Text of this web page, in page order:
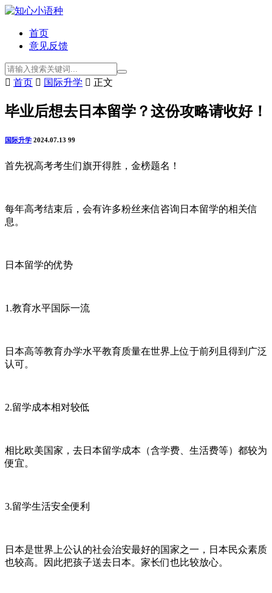
首页
意见反馈
 首页  国际升学  正文
毕业后想去日本留学？这份攻略请收好！
国际升学 2024.07.13 99
首先祝高考考生们旗开得胜，金榜题名！
每年高考结束后，会有许多粉丝来信咨询日本留学的相关信
息。
日本留学的优势
1.教育水平国际一流
日本高等教育办学水平教育质量在世界上位于前列且得到广泛
认可。
2.留学成本相对较低
相比欧美国家，去日本留学成本（含学费、生活费等）都较为
便宜。
3.留学生活安全便利
日本是世界上公认的社会治安最好的国家之一，日本民众素质
也较高。因此把孩子送去日本。家长们也比较放心。